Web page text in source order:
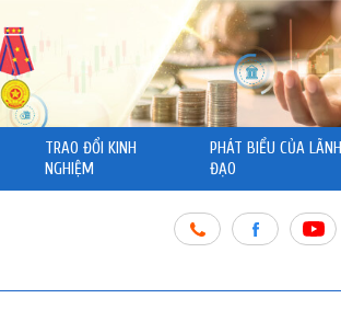
TRAO ĐỔI KINH
NGHIỆM
PHÁT BIỂU CỦA LÃNH
ĐẠO